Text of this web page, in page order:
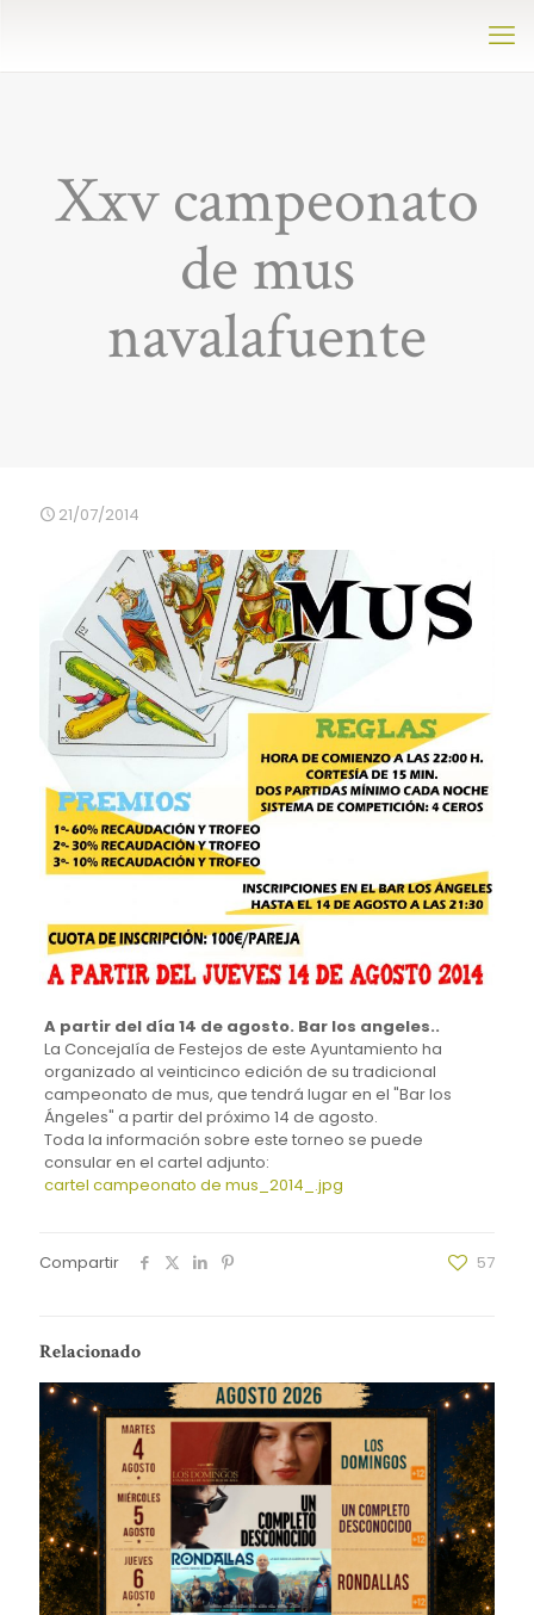
Xxv campeonato
de mus
navalafuente
21/07/2014
A partir del día 14 de agosto. Bar los angeles..
La Concejalía de Festejos de este Ayuntamiento ha
organizado al veinticinco edición de su tradicional
campeonato de mus, que tendrá lugar en el "Bar los
Ángeles" a partir del próximo 14 de agosto.
Toda la información sobre este torneo se puede
consular en el cartel adjunto:
cartel campeonato de mus_2014_.jpg
Compartir 57
Relacionado